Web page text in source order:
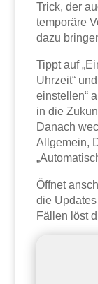
Trick, der
temporäre
dazu
Tippt auf
Uhrzeit“
einstellen“
in die
Danach
Allgemein,
Öffnet
die
Fällen löst